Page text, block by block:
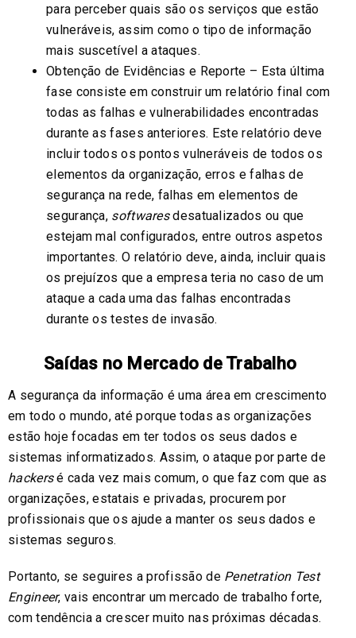
para perceber quais são os serviços que estão
vulneráveis, assim como o tipo de informação
mais suscetível a ataques.
Obtenção de Evidências e Reporte – Esta última
fase consiste em construir um relatório final com
todas as falhas e vulnerabilidades encontradas
durante as fases anteriores. Este relatório deve
incluir todos os pontos vulneráveis de todos os
elementos da organização, erros e falhas de
segurança na rede, falhas em elementos de
segurança, softwaresdesatualizados ou que
estejam mal configurados, entre outros aspetos
importantes. O relatório deve, ainda, incluir quais
os prejuízos que a empresa teria no caso de um
ataque a cada uma das falhas encontradas
durante os testes de invasão.
Saídas no Mercado de Trabalho
A segurança da informação é uma área em crescimento
em todo o mundo, até porque todas as organizações
estão hoje focadas em ter todos os seus dados e
sistemas informatizados. Assim, o ataque por parte de
hackersé cada vez mais comum, o que faz com que as
organizações, estatais e privadas, procurem por
profissionais que os ajude a manter os seus dados e
sistemas seguros.
Portanto, se seguires a profissão de Penetration Test
Engineer, vais encontrar um mercado de trabalho forte,
com tendência a crescer muito nas próximas décadas.